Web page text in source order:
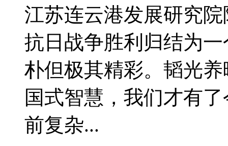
江苏连云港发展研究
抗日战争胜利归结为
朴但极其精彩。韬光
国式智慧，我们才有
前复杂...